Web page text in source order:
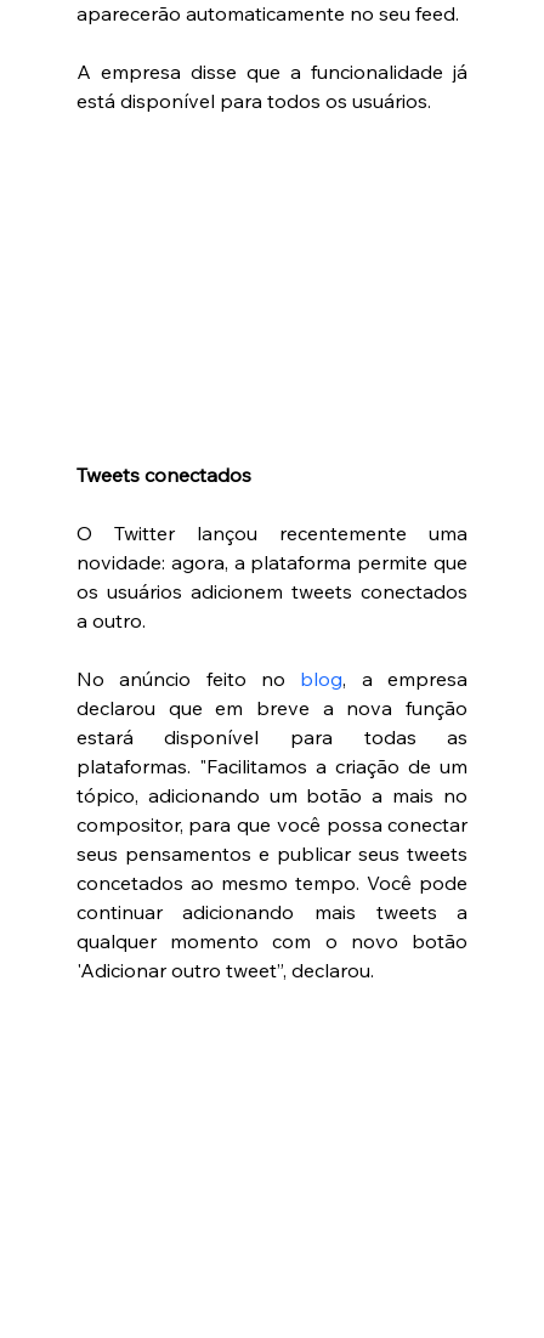
aparecerão automaticamente no seu feed.
A empresa disse que a funcionalidade já
está disponível para todos os usuários.
Tweets conectados
O Twitter lançou recentemente uma
novidade: agora, a plataforma permite que
os usuários adicionem tweets conectados
a outro.
No anúncio feito no blog, a empresa
declarou que em breve a nova função
estará disponível para todas as
plataformas. "Facilitamos a criação de um
tópico, adicionando um botão a mais no
compositor, para que você possa conectar
seus pensamentos e publicar seus tweets
concetados ao mesmo tempo. Você pode
continuar adicionando mais tweets a
qualquer momento com o novo botão
'Adicionar outro tweet”, declarou.